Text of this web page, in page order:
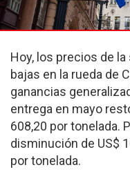
Hoy, los precios de
bajas en la rueda de
ganancias
entrega en mayo
608,20 por tonelada.
disminución de US$
por tonelada.